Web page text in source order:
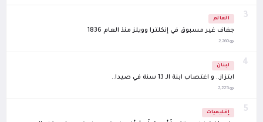
3 العالم
جفاف غير مسبوق في إنكلترا وويلز منذ العام 1836
2,260
4 لبنان
ابتزاز.. و اغتصاب ابنة الـ 13 سنة في صيدا..
2,225
5 إقليميات